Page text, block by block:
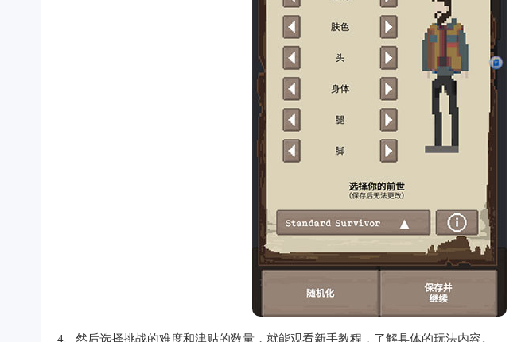
4、然后选择挑战的难度和津贴的数量，就能观看新手教程，了解具体的玩法内容。